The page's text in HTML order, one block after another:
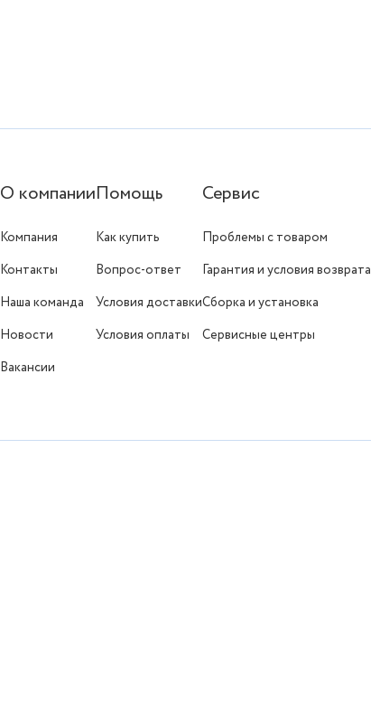
О компании
Компания
Контакты
Наша команда
Новости
Вакансии
Помощь
Как купить
Вопрос-ответ
Условия доставки
Условия оплаты
Сервис
Проблемы с товаром
Гарантия и условия возврата
Сборка и установка
Сервисные центры